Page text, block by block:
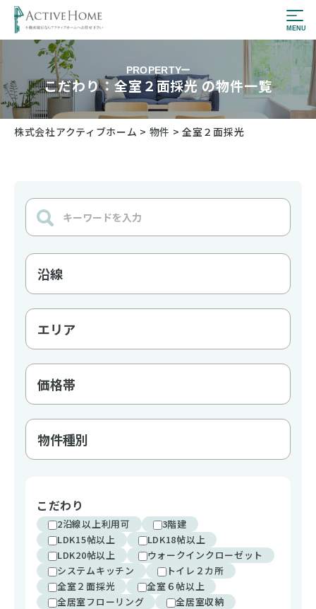
PROPERTY
こだわり：全室２面採光 の物件一覧
株式会社アクティブホーム > 物件 >全室２面採光
こだわり
2沿線以上利用可
3階建
LDK15帖以上
LDK18帖以上
LDK20帖以上
ウォークインクローゼット
システムキッチン
トイレ２カ所
全室２面採光
全室６帖以上
全居室フローリング
全居室収納